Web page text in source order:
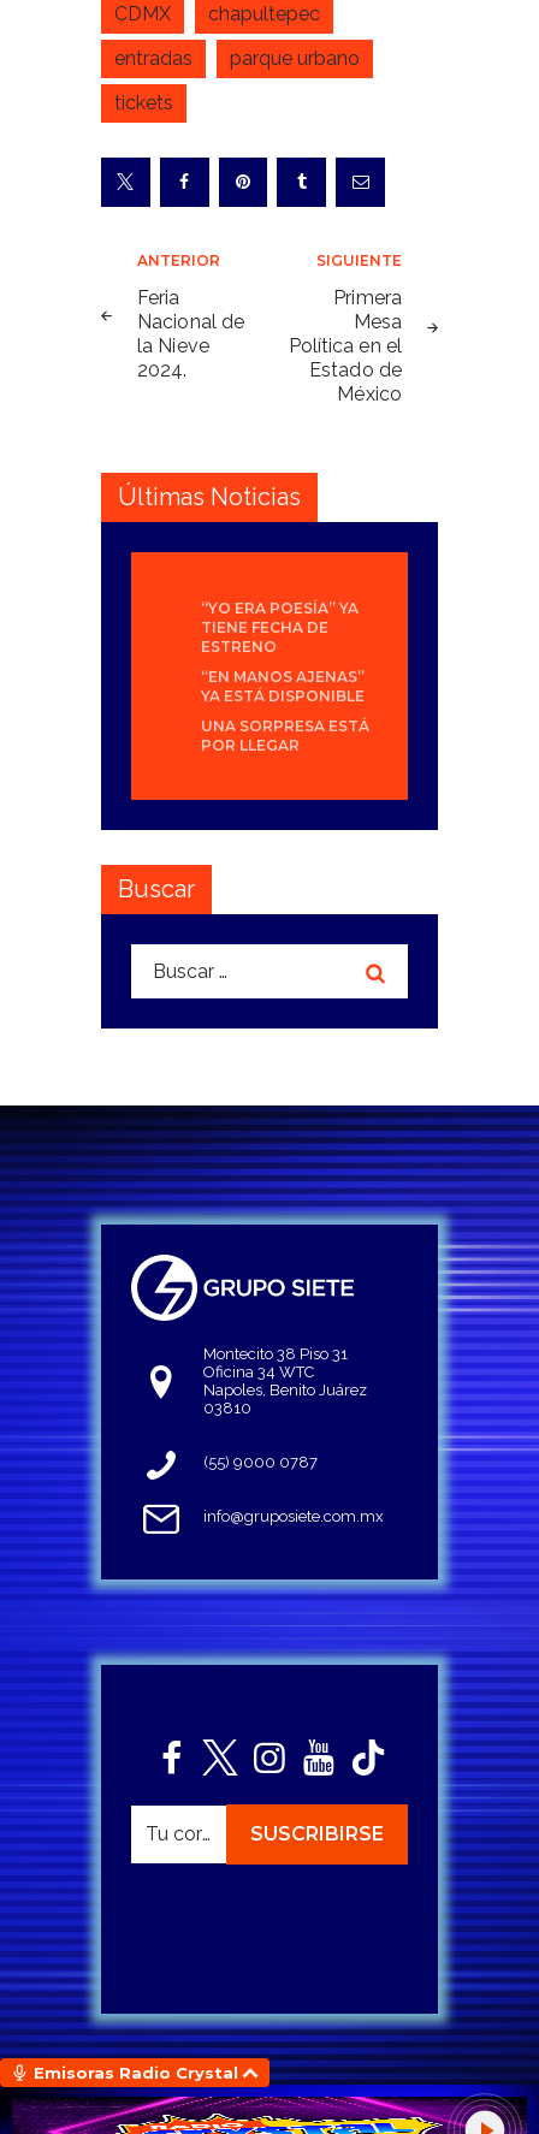
CDMX
chapultepec
entradas
parque urbano
tickets
Navegación
de
entradas
ANTERIOR
Feria
Nacional de
la Nieve
2024.
SIGUIENTE
Primera
Mesa
Política en el
Estado de
México
Últimas Noticias
“YO ERA POESÍA” YA
TIENE FECHA DE
ESTRENO
“EN MANOS AJENAS”
YA ESTÁ DISPONIBLE
UNA SORPRESA ESTÁ
POR LLEGAR
Buscar
Buscar:
Montecito 38 Piso 31
Oficina 34 WTC
Napoles, Benito Juárez
03810
(55) 9000 0787
info@gruposiete.com.mx
Emisoras Radio Crystal